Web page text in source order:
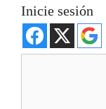
Inicie sesión